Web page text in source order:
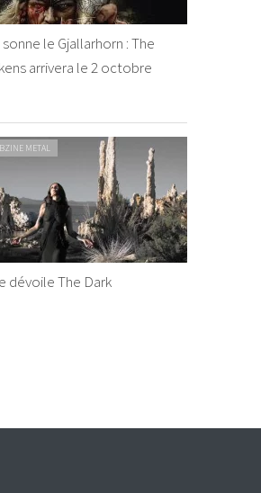
le Gjallarhorn : The
arrivera le 2 octobre
METAL
dévoile The Dark